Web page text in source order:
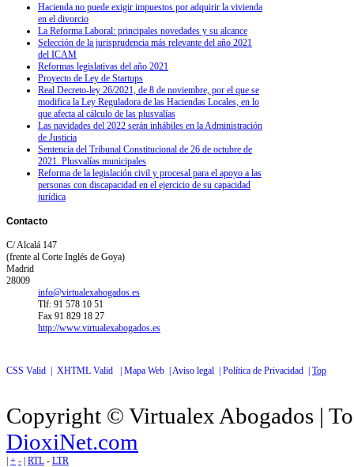
Hacienda no puede exigir impuestos por adquirir la vivienda
en el divorcio
La Reforma Laboral: principales novedades y su alcance
Selección de la jurisprudencia más relevante del año 2021
del ICAM
Reformas legislativas del año 2021
Proyecto de Ley de Startups
Real Decreto-ley 26/2021, de 8 de noviembre, por el que se
modifica la Ley Reguladora de las Haciendas Locales, en lo
que afecta al cálculo de las plusvalías
Las navidades del 2022 serán inhábiles en la Administración
de Justicia
Sentencia del Tribunal Constitucional de 26 de octubre de
2021. Plusvalías municipales
Reforma de la legislación civil y procesal para el apoyo a las
personas con discapacidad en el ejercicio de su capacidad
jurídica
Contacto
C/ Alcalá 147
(frente al Corte Inglés de Goya)
Madrid
28009
info@virtualexabogados.es
Tlf: 91 578 10 51
Fax 91 829 18 27
http://www.virtualexabogados.es
CSS Valid | XHTML Valid | Mapa Web |Aviso legal | Política de Privacidad | Top
Copyright © Virtualex Abogados |
DioxiNet.com
| + - | RTL - LTR